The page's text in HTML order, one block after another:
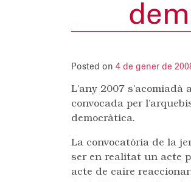
Posted on 4 de gener de
L’any 2007
convocada per
democràtica.
La convocatòria de la
ser en realitat un acte
acte de caire